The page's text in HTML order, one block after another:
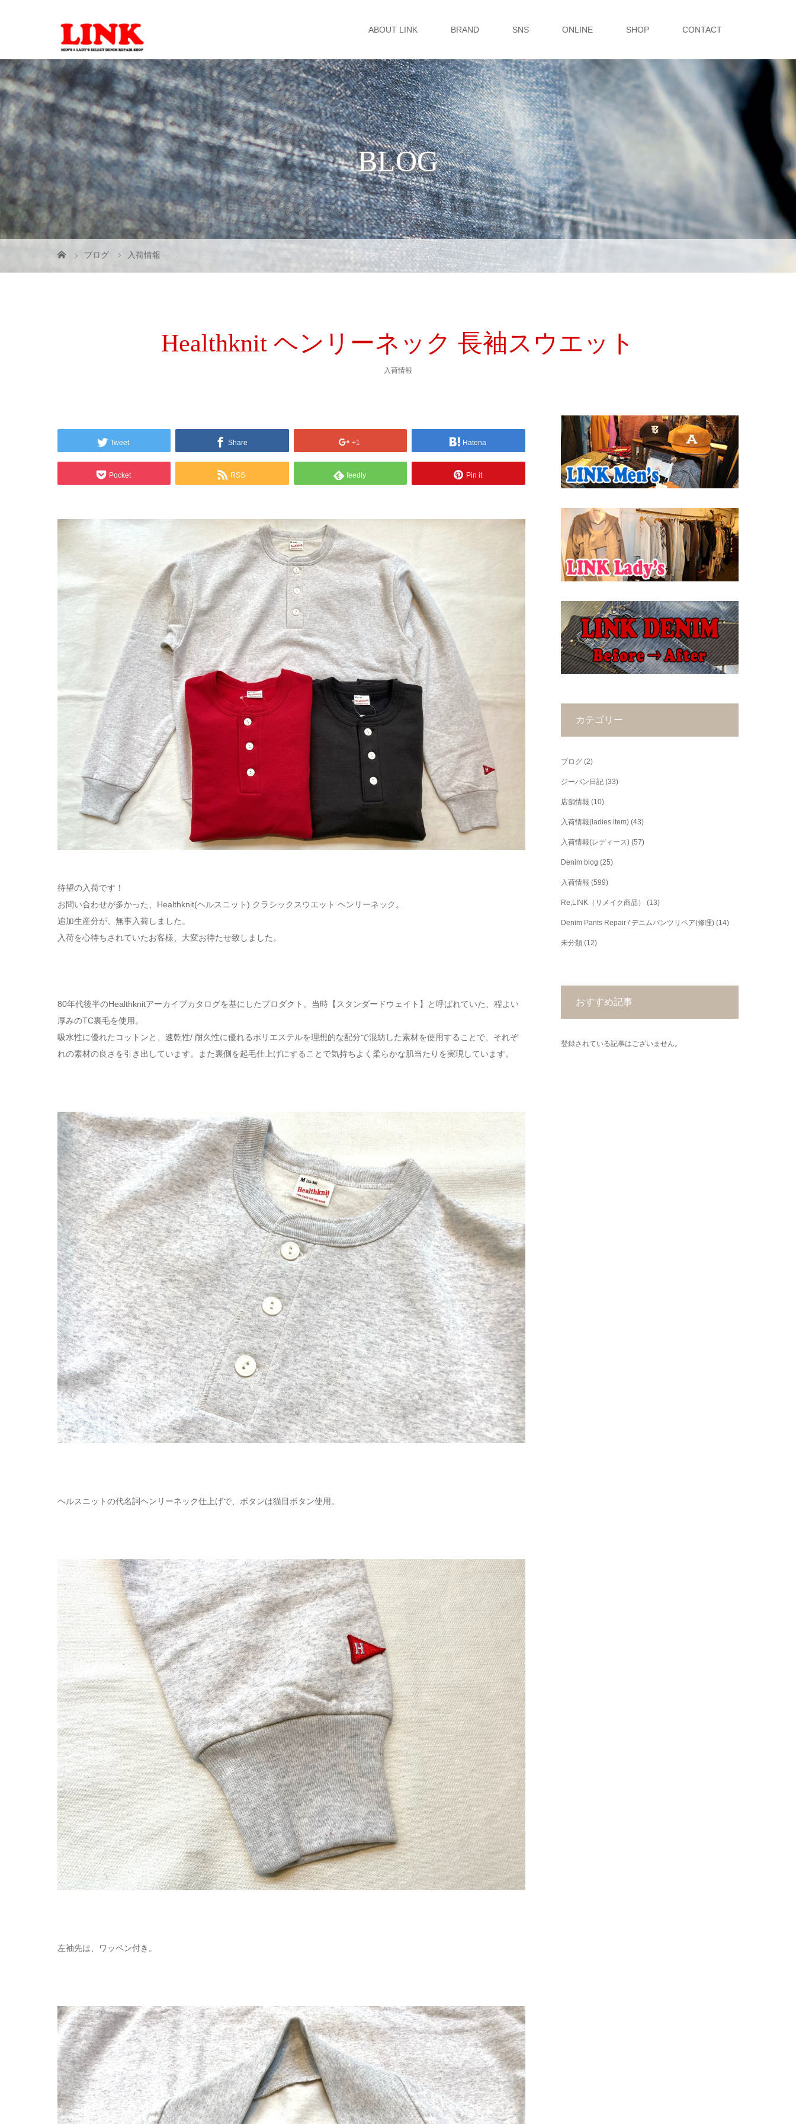
ABOUT LINK BRAND SNS ONLINE SHOP CONTACT
BLOG
ブログ 入荷情報
Healthknit ヘンリーネック 長袖スウエット
入荷情報
Tweet Share +1 Hatena
Pocket RSS feedly Pin it
待望の入荷です！
お問い合わせが多かった、Healthknit(ヘルスニット) クラシックスウエット ヘンリーネック。
追加生産分が、無事入荷しました。
入荷を心待ちされていたお客様、大変お待たせ致しました。
80年代後半のHealthknitアーカイブカタログを基にしたプロダクト。当時【スタンダードウェイト】と呼ばれていた、程よい
厚みのTC裏毛を使用。
吸水性に優れたコットンと、速乾性/ 耐久性に優れるポリエステルを理想的な配分で混紡した素材を使用することで、それぞ
れの素材の良さを引き出しています。また裏側を起毛仕上げにすることで気持ちよく柔らかな肌当たりを実現しています。
ヘルスニットの代名詞ヘンリーネック仕上げで、ボタンは猫目ボタン使用。
左袖先は、ワッペン付き。
カテゴリー
ブログ (2)
ジーパン日記 (33)
店舗情報 (10)
入荷情報(ladies item) (43)
入荷情報(レディース) (57)
Denim blog (25)
入荷情報 (599)
Re,LINK（リメイク商品） (13)
Denim Pants Repair / デニムパンツリペア(修理) (14)
未分類 (12)
おすすめ記事
登録されている記事はございません。